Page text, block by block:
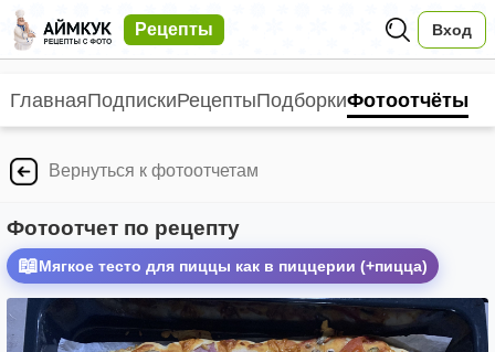
Рецепты Вход
ГлавнаяПодпискиРецептыПодборкиФотоотчёты
Вернуться к фотоотчетам
Фотоотчет по рецепту
📖Мягкое тесто для пиццы как в пиццерии (+пицца)